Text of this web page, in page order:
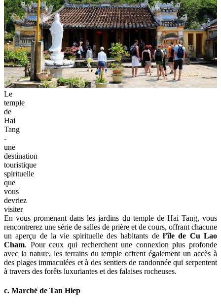
Le
temple
de
Hai
Tang
-
une
destination
touristique
spirituelle
que
vous
devriez
visiter
En vous promenant dans les jardins du temple de Hai Tang, vous
rencontrerez une série de salles de prière et de cours, offrant chacune
un aperçu de la vie spirituelle des habitants de l’île de Cu Lao
Cham. Pour ceux qui recherchent une connexion plus profonde
avec la nature, les terrains du temple offrent également un accès à
des plages immaculées et à des sentiers de randonnée qui serpentent
à travers des forêts luxuriantes et des falaises rocheuses.
c. Marché de Tan Hiep